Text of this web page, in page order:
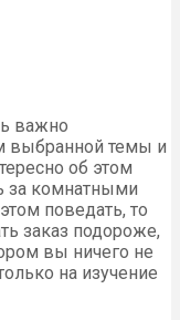
важно
выбранной темы и
об этом
за комнатными
поведать, то
заказ подороже,
вы ничего не
на изучение